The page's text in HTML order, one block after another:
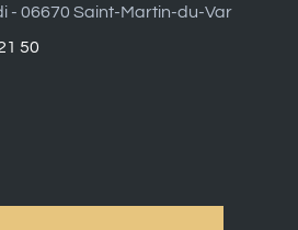
- 06670 Saint-Martin-du-Var
50